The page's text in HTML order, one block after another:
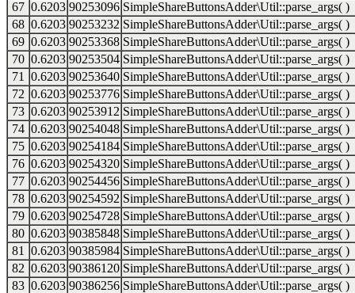
67 0.6203 90253096 SimpleShareButtonsAdder\Util::parse_args( )
68 0.6203 90253232 SimpleShareButtonsAdder\Util::parse_args( )
69 0.6203 90253368 SimpleShareButtonsAdder\Util::parse_args( )
70 0.6203 90253504 SimpleShareButtonsAdder\Util::parse_args( )
71
0.6203 90253640 SimpleShareButtonsAdder\Util::parse_args( )
72 0.6203 90253776 SimpleShareButtonsAdder\Util::parse_args( )
73 0.6203 90253912 SimpleShareButtonsAdder\Util::parse_args( )
74 0.6203 90254048 SimpleShareButtonsAdder\Util::parse_args( )
75 0.6203 90254184 SimpleShareButtonsAdder\Util::parse_args( )
76 0.6203 90254320 SimpleShareButtonsAdder\Util::parse_args( )
77 0.6203 90254456 SimpleShareButtonsAdder\Util::parse_args( )
78 0.6203 90254592 SimpleShareButtonsAdder\Util::parse_args( )
79 0.6203 90254728 SimpleShareButtonsAdder\Util::parse_args( )
80 0.6203 90385848 SimpleShareButtonsAdder\Util::parse_args( )
81
0.6203 90385984 SimpleShareButtonsAdder\Util::parse_args( )
82 0.6203 90386120 SimpleShareButtonsAdder\Util::parse_args( )
83 0.6203 90386256 SimpleShareButtonsAdder\Util::parse_args( )